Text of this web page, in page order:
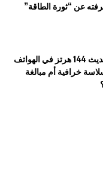
عن “ثورة الطاقة”
معدل تحديث 144 هرتز في الهواتف
خرافية أم مبالغة